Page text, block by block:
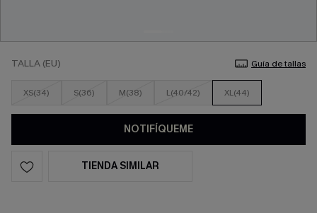
TALLA (EU) Guía de tallas
XS(34) S(36) M(38) L(40/42) XL(44)
NOTIFÍQUEME
TIENDA SIMILAR